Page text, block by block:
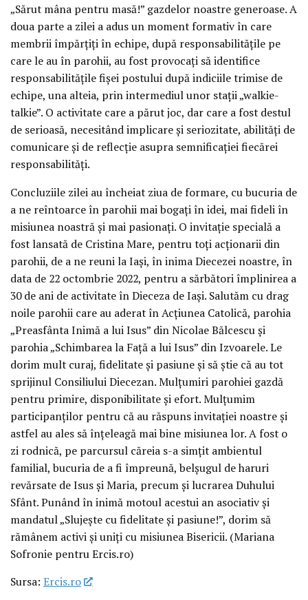
„Sărut mâna pentru masă!” gazdelor noastre generoase. A
doua parte a zilei a adus un moment formativ în care
membrii împărțiți în echipe, după responsabilitățile pe
care le au în parohii, au fost provocați să identifice
responsabilitățile fișei postului după indiciile trimise de
echipe, una alteia, prin intermediul unor stații „walkie-
talkie”. O activitate care a părut joc, dar care a fost destul
de serioasă, necesitând implicare și seriozitate, abilități de
comunicare și de reflecție asupra semnificației fiecărei
responsabilități.
Concluziile zilei au încheiat ziua de formare, cu bucuria de
a ne reîntoarce în parohii mai bogați în idei, mai fideli în
misiunea noastră și mai pasionați. O invitație specială a
fost lansată de Cristina Mare, pentru toți acționarii din
parohii, de a ne reuni la Iași, în inima Diecezei noastre, în
data de 22 octombrie 2022, pentru a sărbători împlinirea a
30 de ani de activitate în Dieceza de Iași. Salutăm cu drag
noile parohii care au aderat în Acțiunea Catolică, parohia
„Preasfânta Inimă a lui Isus” din Nicolae Bălcescu și
parohia „Schimbarea la Față a lui Isus” din Izvoarele. Le
dorim mult curaj, fidelitate și pasiune și să știe că au tot
sprijinul Consiliului Diecezan. Mulțumiri parohiei gazdă
pentru primire, disponibilitate și efort. Mulțumim
participanților pentru că au răspuns invitației noastre și
astfel au ales să înțeleagă mai bine misiunea lor. A fost o
zi rodnică, pe parcursul căreia s-a simțit ambientul
familial, bucuria de a fi împreună, belșugul de haruri
revărsate de Isus și Maria, precum și lucrarea Duhului
Sfânt. Punând în inimă motoul acestui an asociativ și
mandatul „Slujește cu fidelitate și pasiune!”, dorim să
rămânem activi și uniți cu misiunea Bisericii. (Mariana
Sofronie pentru Ercis.ro)
Sursa: Ercis.ro